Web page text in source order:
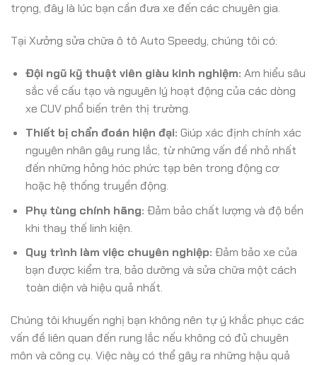
trọng, đây là lúc bạn cần đưa xe đến các chuyên gia.
Tại Xưởng sửa chữa ô tô Auto Speedy, chúng tôi có:
Đội ngũ kỹ thuật viên giàu kinh nghiệm: Am hiểu sâu
sắc về cấu tạo và nguyên lý hoạt động của các dòng
xe CUV phổ biến trên thị trường.
Thiết bị chẩn đoán hiện đại: Giúp xác định chính xác
nguyên nhân gây rung lắc, từ những vấn đề nhỏ nhất
đến những hỏng hóc phức tạp bên trong động cơ
hoặc hệ thống truyền động.
Phụ tùng chính hãng: Đảm bảo chất lượng và độ bền
khi thay thế linh kiện.
Quy trình làm việc chuyên nghiệp: Đảm bảo xe của
bạn được kiểm tra, bảo dưỡng và sửa chữa một cách
toàn diện và hiệu quả nhất.
Chúng tôi khuyến nghị bạn không nên tự ý khắc phục các
vấn đề liên quan đến rung lắc nếu không có đủ chuyên
môn và công cụ. Việc này có thể gây ra những hậu quả